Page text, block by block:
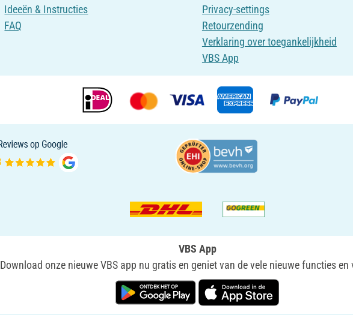
Ideeën & Instructies
FAQ
Privacy-settings
Retourzending
Verklaring over toegankelijkheid
VBS App
VBS App
Download onze nieuwe VBS app nu gratis en geniet van de vele nieuwe functies en